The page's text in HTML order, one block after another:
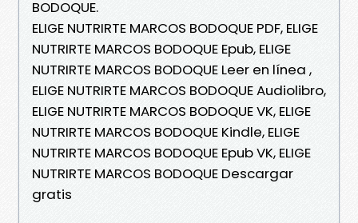
BODOQUE.
ELIGE NUTRIRTE MARCOS BODOQUE PDF, ELIGE
NUTRIRTE MARCOS BODOQUE Epub, ELIGE
NUTRIRTE MARCOS BODOQUE Leer en línea ,
ELIGE NUTRIRTE MARCOS BODOQUE Audiolibro,
ELIGE NUTRIRTE MARCOS BODOQUE VK, ELIGE
NUTRIRTE MARCOS BODOQUE Kindle, ELIGE
NUTRIRTE MARCOS BODOQUE Epub VK, ELIGE
NUTRIRTE MARCOS BODOQUE Descargar
gratis